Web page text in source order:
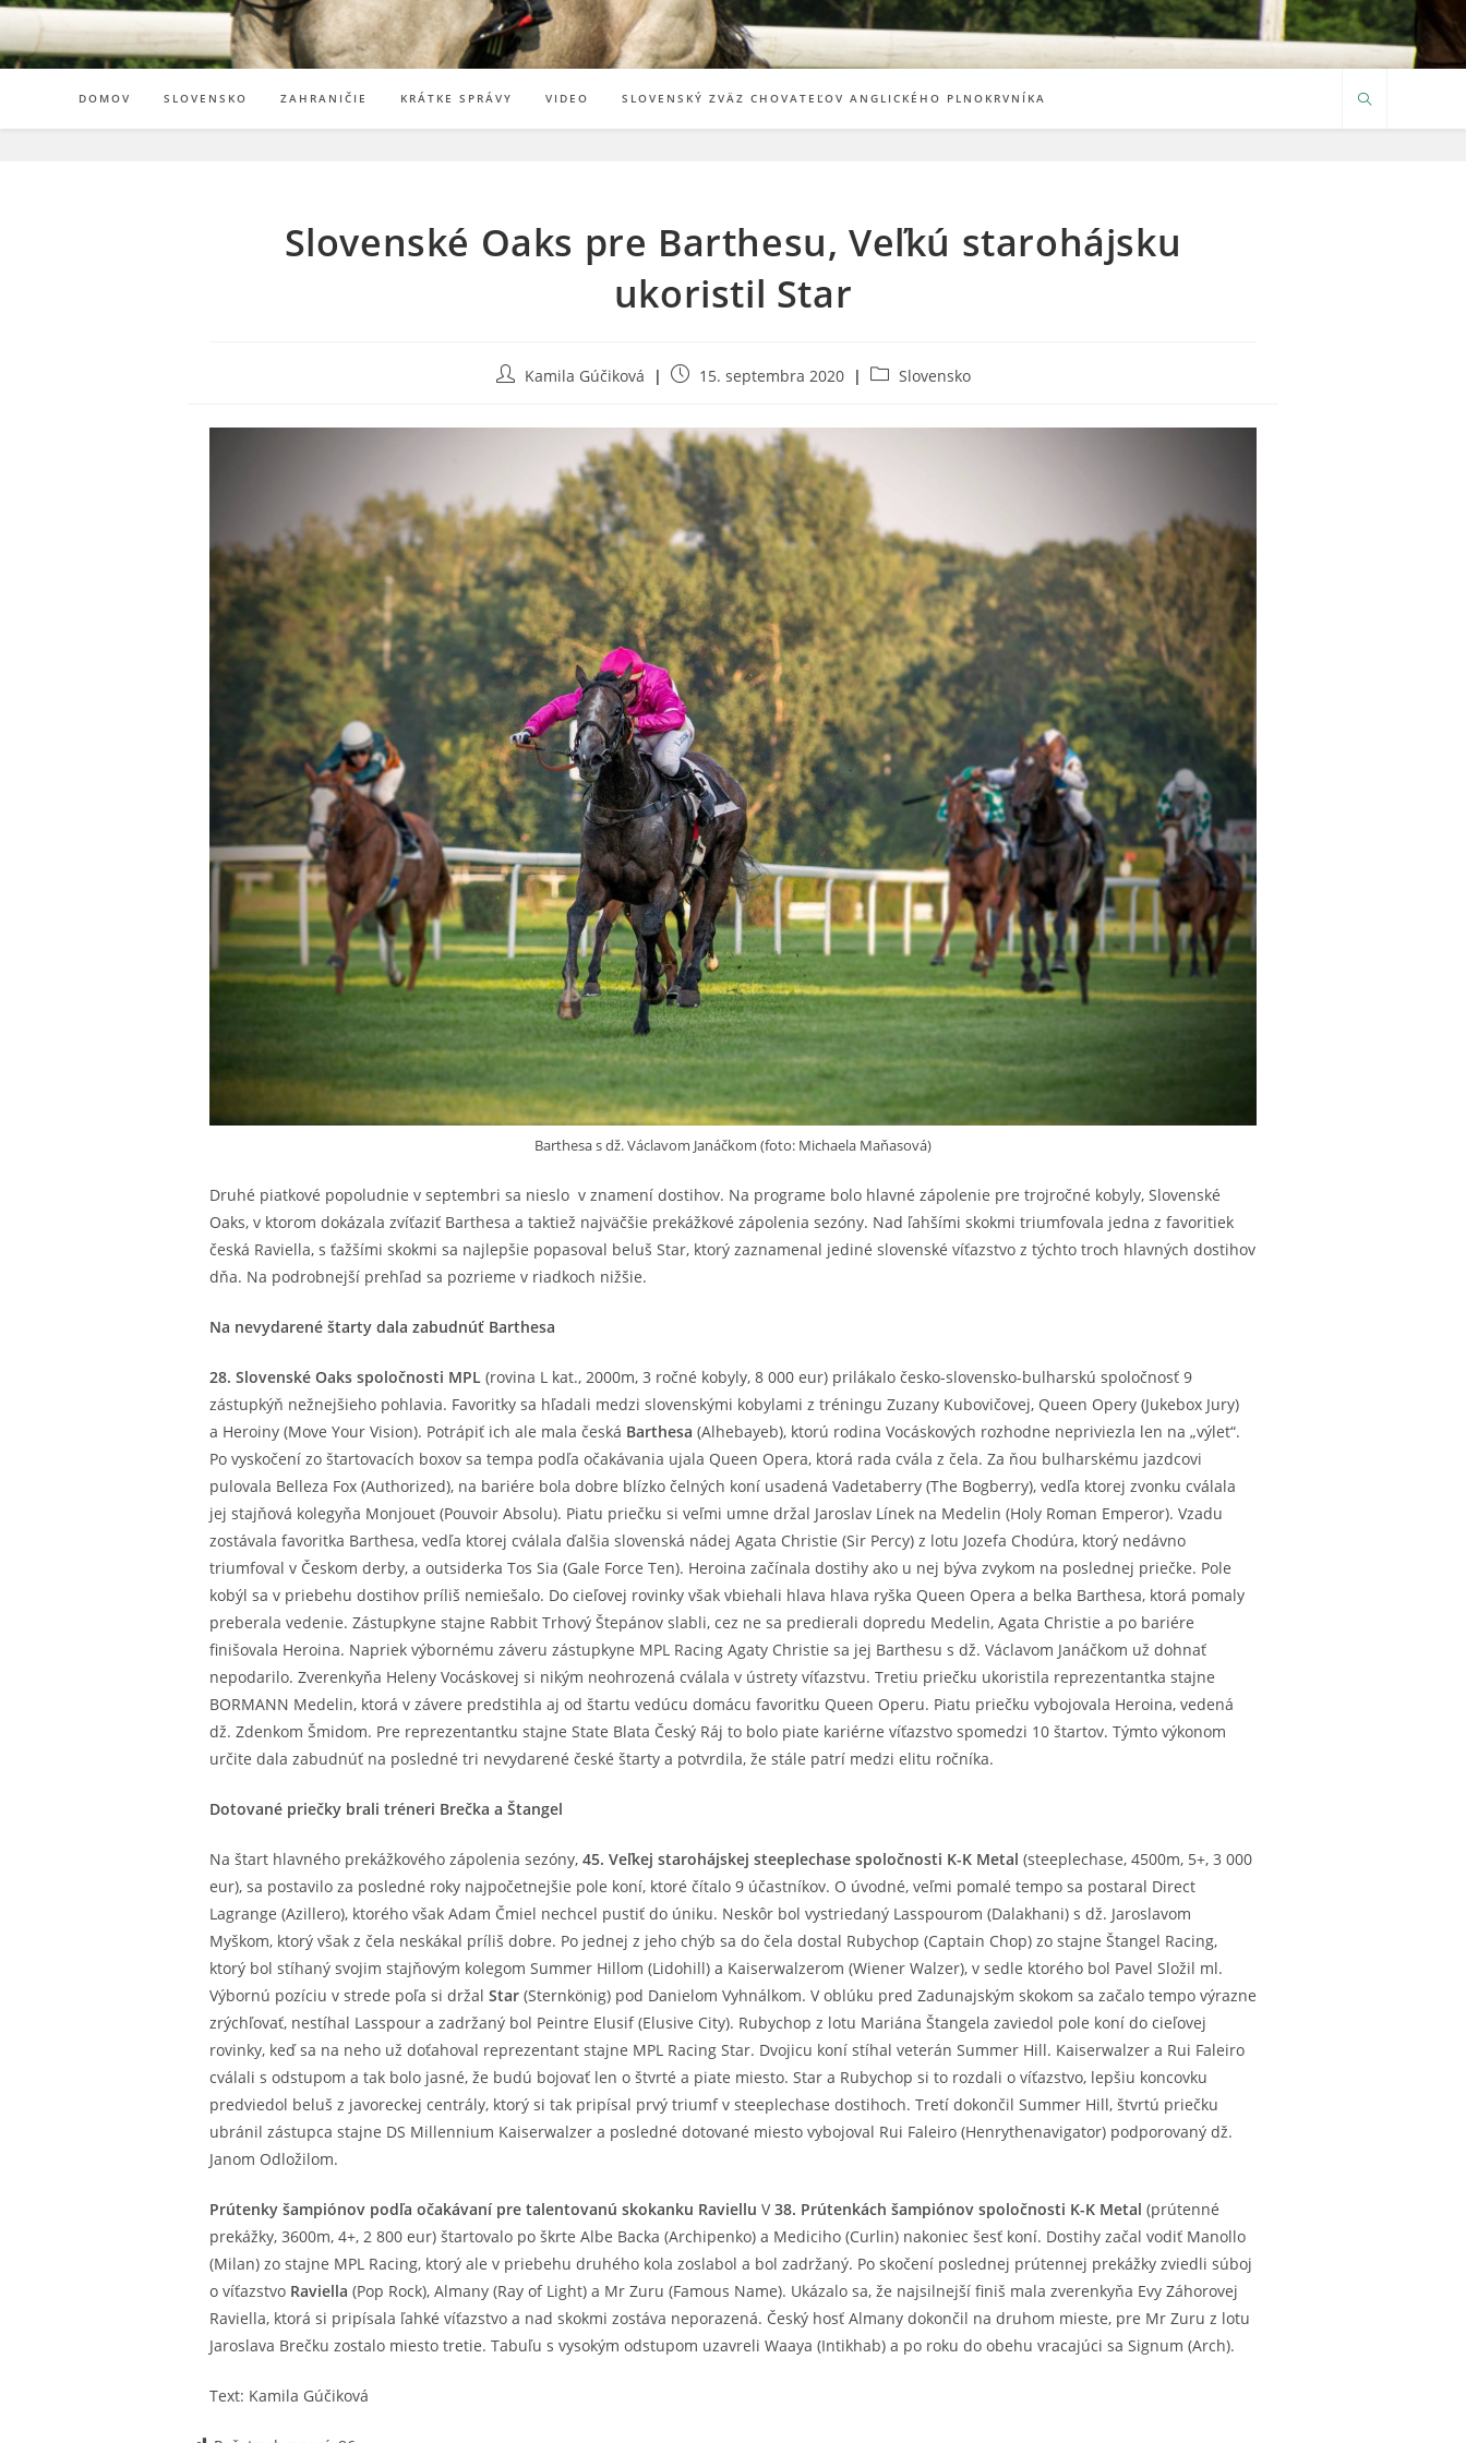
DOMOV SLOVENSKO ZAHRANIČIE KRÁTKE SPRÁVY VIDEO SLOVENSKÝ ZVÄZ CHOVATEĽOV ANGLICKÉHO PLNOKRVNÍKA
Slovenské Oaks pre Barthesu, Veľkú starohájsku
ukoristil Star
Post Kamila Gúčiková
Post 15. septembra 2020
PostSlovensko
Barthesa s dž. Václavom Janáčkom (foto: Michaela Maňasová)
Druhé piatkové popoludnie v septembri sa nieslo v znamení dostihov. Na programe bolo hlavné zápolenie pre trojročné kobyly, Slovenské
Oaks, v ktorom dokázala zvíťaziť Barthesa a taktiež najväčšie prekážkové zápolenia sezóny. Nad ľahšími skokmi triumfovala jedna z favoritiek
česká Raviella, s ťažšími skokmi sa najlepšie popasoval beluš Star, ktorý zaznamenal jediné slovenské víťazstvo z týchto troch hlavných dostihov
dňa. Na podrobnejší prehľad sa pozrieme v riadkoch nižšie.
Na nevydarené štarty dala zabudnúť Barthesa
28. Slovenské Oaks spoločnosti MPL (rovina L kat., 2000m, 3 ročné kobyly, 8 000 eur) prilákalo česko-slovensko-bulharskú spoločnosť 9
zástupkýň nežnejšieho pohlavia. Favoritky sa hľadali medzi slovenskými kobylami z tréningu Zuzany Kubovičovej, Queen Opery (Jukebox Jury)
a Heroiny (Move Your Vision). Potrápiť ich ale mala česká Barthesa (Alhebayeb), ktorú rodina Vocáskových rozhodne nepriviezla len na „výlet“.
Po vyskočení zo štartovacích boxov sa tempa podľa očakávania ujala Queen Opera, ktorá rada cvála z čela. Za ňou bulharskému jazdcovi
pulovala Belleza Fox (Authorized), na bariére bola dobre blízko čelných koní usadená Vadetaberry (The Bogberry), vedľa ktorej zvonku cválala
jej stajňová kolegyňa Monjouet (Pouvoir Absolu). Piatu priečku si veľmi umne držal Jaroslav Línek na Medelin (Holy Roman Emperor). Vzadu
zostávala favoritka Barthesa, vedľa ktorej cválala ďalšia slovenská nádej Agata Christie (Sir Percy) z lotu Jozefa Chodúra, ktorý nedávno
triumfoval v Českom derby, a outsiderka Tos Sia (Gale Force Ten). Heroina začínala dostihy ako u nej býva zvykom na poslednej priečke. Pole
kobýl sa v priebehu dostihov príliš nemiešalo. Do cieľovej rovinky však vbiehali hlava hlava ryška Queen Opera a belka Barthesa, ktorá pomaly
preberala vedenie. Zástupkyne stajne Rabbit Trhový Štepánov slabli, cez ne sa predierali dopredu Medelin, Agata Christie a po bariére
finišovala Heroina. Napriek výbornému záveru zástupkyne MPL Racing Agaty Christie sa jej Barthesu s dž. Václavom Janáčkom už dohnať
nepodarilo. Zverenkyňa Heleny Vocáskovej si nikým neohrozená cválala v ústrety víťazstvu. Tretiu priečku ukoristila reprezentantka stajne
BORMANN Medelin, ktorá v závere predstihla aj od štartu vedúcu domácu favoritku Queen Operu. Piatu priečku vybojovala Heroina, vedená
dž. Zdenkom Šmidom. Pre reprezentantku stajne State Blata Český Ráj to bolo piate kariérne víťazstvo spomedzi 10 štartov. Týmto výkonom
určite dala zabudnúť na posledné tri nevydarené české štarty a potvrdila, že stále patrí medzi elitu ročníka.
Dotované priečky brali tréneri Brečka a Štangel
Na štart hlavného prekážkového zápolenia sezóny, 45. Veľkej starohájskej steeplechase spoločnosti K-K Metal (steeplechase, 4500m, 5+, 3 000
eur), sa postavilo za posledné roky najpočetnejšie pole koní, ktoré čítalo 9 účastníkov. O úvodné, veľmi pomalé tempo sa postaral Direct
Lagrange (Azillero), ktorého však Adam Čmiel nechcel pustiť do úniku. Neskôr bol vystriedaný Lasspourom (Dalakhani) s dž. Jaroslavom
Myškom, ktorý však z čela neskákal príliš dobre. Po jednej z jeho chýb sa do čela dostal Rubychop (Captain Chop) zo stajne Štangel Racing,
ktorý bol stíhaný svojim stajňovým kolegom Summer Hillom (Lidohill) a Kaiserwalzerom (Wiener Walzer), v sedle ktorého bol Pavel Složil ml.
Výbornú pozíciu v strede poľa si držal Star (Sternkönig) pod Danielom Vyhnálkom. V oblúku pred Zadunajským skokom sa začalo tempo výrazne
zrýchľovať, nestíhal Lasspour a zadržaný bol Peintre Elusif (Elusive City). Rubychop z lotu Mariána Štangela zaviedol pole koní do cieľovej
rovinky, keď sa na neho už doťahoval reprezentant stajne MPL Racing Star. Dvojicu koní stíhal veterán Summer Hill. Kaiserwalzer a Rui Faleiro
cválali s odstupom a tak bolo jasné, že budú bojovať len o štvrté a piate miesto. Star a Rubychop si to rozdali o víťazstvo, lepšiu koncovku
predviedol beluš z javoreckej centrály, ktorý si tak pripísal prvý triumf v steeplechase dostihoch. Tretí dokončil Summer Hill, štvrtú priečku
ubránil zástupca stajne DS Millennium Kaiserwalzer a posledné dotované miesto vybojoval Rui Faleiro (Henrythenavigator) podporovaný dž.
Janom Odložilom.
Prútenky šampiónov podľa očakávaní pre talentovanú skokanku Raviellu V38. Prútenkách šampiónov spoločnosti K-K Metal (prútenné
prekážky, 3600m, 4+, 2 800 eur) štartovalo po škrte Albe Backa (Archipenko) a Mediciho (Curlin) nakoniec šesť koní. Dostihy začal vodiť Manollo
(Milan) zo stajne MPL Racing, ktorý ale v priebehu druhého kola zoslabol a bol zadržaný. Po skočení poslednej prútennej prekážky zviedli súboj
o víťazstvo Raviella (Pop Rock), Almany (Ray of Light) a Mr Zuru (Famous Name). Ukázalo sa, že najsilnejší finiš mala zverenkyňa Evy Záhorovej
Raviella, ktorá si pripísala ľahké víťazstvo a nad skokmi zostáva neporazená. Český hosť Almany dokončil na druhom mieste, pre Mr Zuru z lotu
Jaroslava Brečku zostalo miesto tretie. Tabuľu s vysokým odstupom uzavreli Waaya (Intikhab) a po roku do obehu vracajúci sa Signum (Arch).
Text: Kamila Gúčiková